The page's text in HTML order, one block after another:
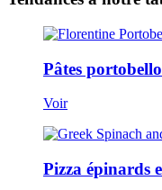
Pâtes
Voir
Pizza épinards